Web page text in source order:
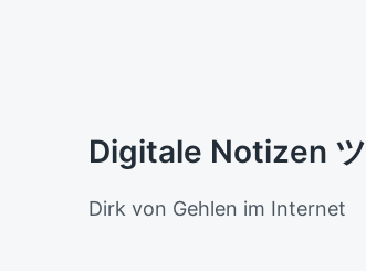
Digitale Notizen ツ
Dirk von Gehlen im Internet